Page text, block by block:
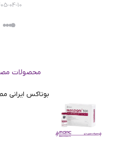
04-10
محصولات
بوتاکس ایرانی